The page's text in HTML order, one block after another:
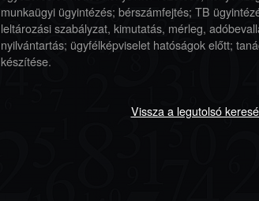
munkaügyi ügyintézés; bérszámfejtés; TB
leltározási szabályzat, kimutatás, mérleg,
nyilvántartás; ügyfélképviselet hatóságok előtt;
készítése.
Vissza a legutolsó